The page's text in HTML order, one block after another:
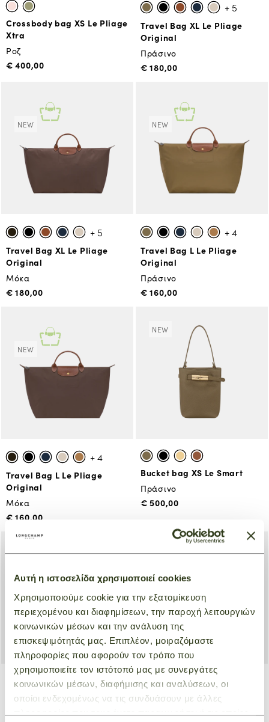
Αυτή η ιστοσελίδα χρησιμοποιεί cookies
Χρησιμοποιούμε cookie για την εξατομίκευση
περιεχομένου και διαφημίσεων, την παροχή λειτουργιών
κοινωνικών μέσων και την ανάλυση της
επισκεψιμότητάς μας. Επιπλέον, μοιραζόμαστε
πληροφορίες που αφορούν τον τρόπο που
χρησιμοποιείτε τον ιστότοπό μας με συνεργάτες
κοινωνικών μέσων, διαφήμισης και αναλύσεων, οι
οποίοι ενδεχομένως να τις συνδυάσουν με άλλες
πληροφορίες που τους έχετε παραχωρήσει ή τις οποίες
Crossbody bag XS Le Pliage
Xtra
Ροζ
€ 400,00
+ 5
Travel Bag XL Le Pliage
Original
Πράσινο
€ 180,00
NEW
+ 5
Travel Bag XL Le Pliage
Original
Μόκα
€ 180,00
NEW
+ 4
Travel Bag L Le Pliage
Original
Πράσινο
€ 160,00
NEW
+ 4
Travel Bag L Le Pliage
Original
Μόκα
€ 160,00
NEW
Bucket bag XS Le Smart
Πράσινο
€ 500,00
NEW
Bucket bag XS Le Smart
Natural
NEW
Crossbody bag S Le Smart
Natural